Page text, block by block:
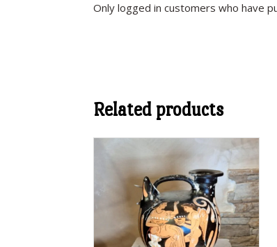
Only logged in customers who have
Related products